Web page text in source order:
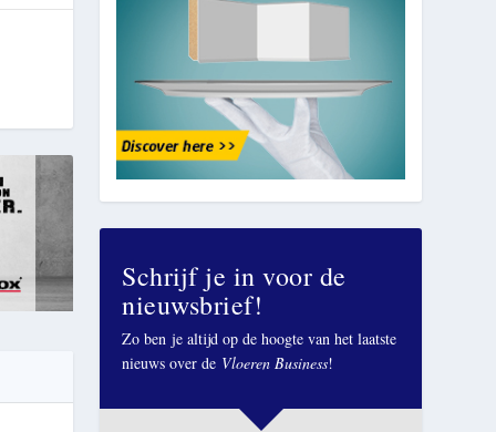
Schrijf je in voor de
nieuwsbrief!
Zo ben je altijd op de hoogte van het laatste
nieuws over de Vloeren Business!